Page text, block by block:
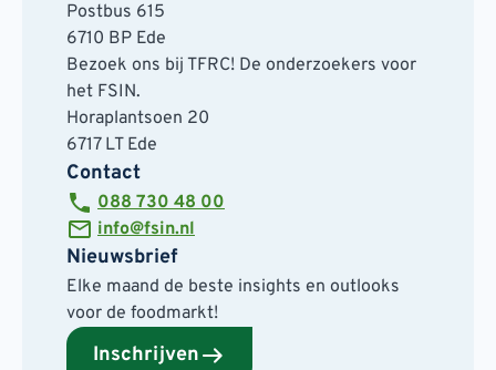
Postbus 615
6710 BP Ede
Bezoek ons bij TFRC! De onderzoekers voor
het FSIN.
Horaplantsoen 20
6717 LT Ede
Contact
088 730 48 00
info@fsin.nl
Nieuwsbrief
Elke maand de beste insights en outlooks
voor de foodmarkt!
Inschrijven